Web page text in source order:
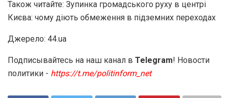
Також читайте: Зупинка громадського руху в центрі
Києва: чому діють обмеження в підземних переходах
Джерело: 44.ua
Подписывайтесь на наш канал в Telegram! Новости
политики - https://t.me/politinform_net